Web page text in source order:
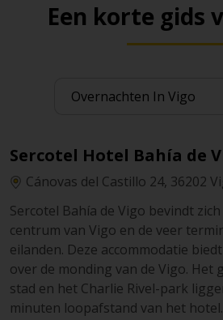
Een korte gids
Sercotel Hotel Bahía de
Cánovas del Castillo 24, 36202
Sercotel Bahía de Vigo bevindt
centrum van Vigo en de veer
eilanden. Deze accommodatie
over de monding van de Vigo. Het
stad en het Charlie Rivel-park
minuten loopafstand van het hotel.